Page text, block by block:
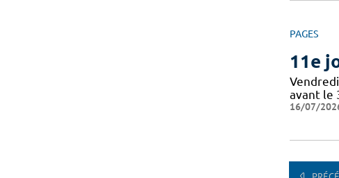
PAGES
11e
avant le
16/07/